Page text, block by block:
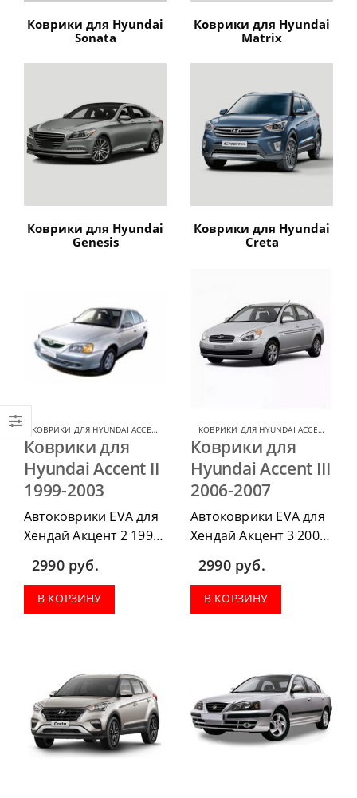
Коврики для Hyundai
Sonata
Коврики для Hyundai
Matrix
Коврики для Hyundai
Genesis
Коврики для Hyundai
Creta
КОВРИКИ ДЛЯ HYUNDAI ACCENT КОВРИКИ ДЛЯ HYUNDAI
Коврики для
Hyundai Accent II
1999-2003
Автоковрики EVA для
Хендай Акцент 2 1999-
приобрести в
комплектации:
водительский коврик,
2990 руб.
В КОРЗИНУ
КОВРИКИ ДЛЯ HYUNDAI ACCENT
Коврики для
Hyundai Accent III
2006-2007
Автоковрики EVA для
Хендай Акцент 3 2006-
приобрести в
комплектации:
водительский коврик,
2990 руб.
В КОРЗИНУ